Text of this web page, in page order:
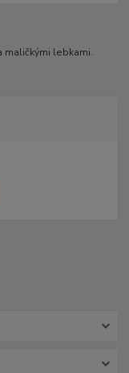
maličkými lebkami.